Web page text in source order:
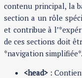
contenu principal, la
section a un rôle
et contribue à
de ces sections doit
*navigation simplifiée*.
<head> :